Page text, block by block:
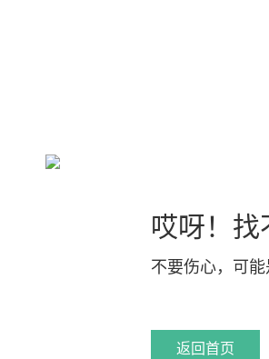
哎呀！
不要伤心，可
返回首页